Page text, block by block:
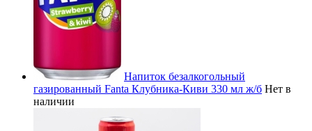
Напиток безалкогольный
газированный Fanta Клубника-Киви 330 мл ж/б Нет в
наличии